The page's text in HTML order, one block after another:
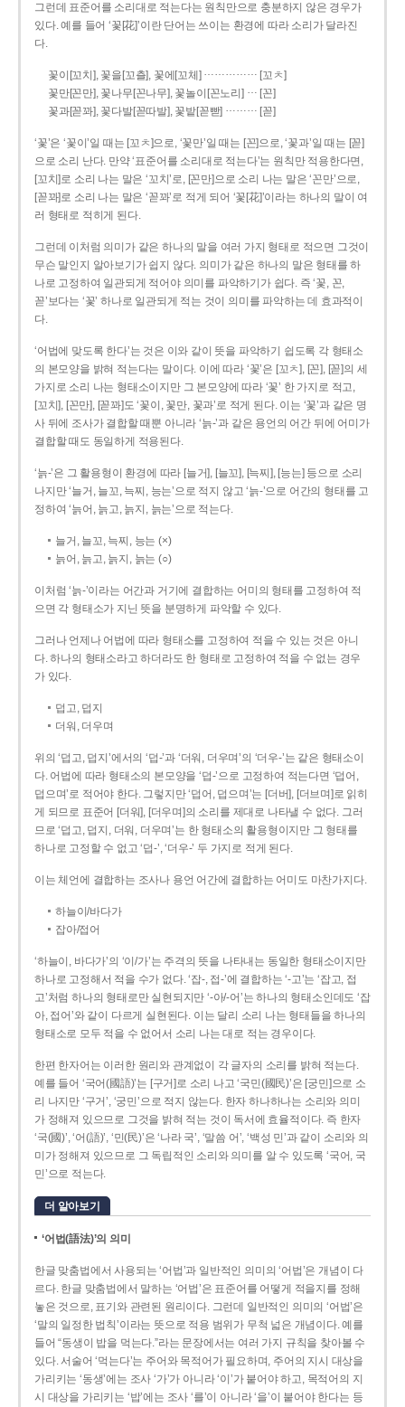
그런데 표준어를 소리대로 적는다는 원칙만으로 충분하지 않은 경우가
있다. 예를 들어 ‘꽃[花]’이란 단어는 쓰이는 환경에 따라 소리가 달라진
다.
꽃이[꼬치], 꽃을[꼬츨], 꽃에[꼬체] …………… [꼬ㅊ]
꽃만[꼰만], 꽃나무[꼰나무], 꽃놀이[꼰노리] … [꼰]
꽃과[꼳꽈], 꽃다발[꼳따발], 꽃밭[꼳빧] ……… [꼳]
‘꽃’은 ‘꽃이’일 때는 [꼬ㅊ]으로, ‘꽃만’일 때는 [꼰]으로, ‘꽃과’일 때는 [꼳]
으로 소리 난다. 만약 ‘표준어를 소리대로 적는다’는 원칙만 적용한다면,
[꼬치]로 소리 나는 말은 ‘꼬치’로, [꼰만]으로 소리 나는 말은 ‘꼰만’으로,
[꼳꽈]로 소리 나는 말은 ‘꼳꽈’로 적게 되어 ‘꽃[花]’이라는 하나의 말이 여
러 형태로 적히게 된다.
그런데 이처럼 의미가 같은 하나의 말을 여러 가지 형태로 적으면 그것이
무슨 말인지 알아보기가 쉽지 않다. 의미가 같은 하나의 말은 형태를 하
나로 고정하여 일관되게 적어야 의미를 파악하기가 쉽다. 즉 ‘꽃, 꼰,
꼳’보다는 ‘꽃’ 하나로 일관되게 적는 것이 의미를 파악하는 데 효과적이
다.
‘어법에 맞도록 한다’는 것은 이와 같이 뜻을 파악하기 쉽도록 각 형태소
의 본모양을 밝혀 적는다는 말이다. 이에 따라 ‘꽃’은 [꼬ㅊ], [꼰], [꼳]의 세
가지로 소리 나는 형태소이지만 그 본모양에 따라 ‘꽃’ 한 가지로 적고,
[꼬치], [꼰만], [꼳꽈]도 ‘꽃이, 꽃만, 꽃과’로 적게 된다. 이는 ‘꽃’과 같은 명
사 뒤에 조사가 결합할 때뿐 아니라 ‘늙-’과 같은 용언의 어간 뒤에 어미가
결합할 때도 동일하게 적용된다.
‘늙-’은 그 활용형이 환경에 따라 [늘거], [늘꼬], [늑찌], [능는] 등으로 소리
나지만 ‘늘거, 늘꼬, 늑찌, 능는’으로 적지 않고 ‘늙-’으로 어간의 형태를 고
정하여 ‘늙어, 늙고, 늙지, 늙는’으로 적는다.
늘거, 늘꼬, 늑찌, 능는 (×)
늙어, 늙고, 늙지, 늙는 (○)
이처럼 ‘늙-­’이라는 어간과 거기에 결합하는 어미의 형태를 고정하여 적
으면 각 형태소가 지닌 뜻을 분명하게 파악할 수 있다.
그러나 언제나 어법에 따라 형태소를 고정하여 적을 수 있는 것은 아니
다. 하나의 형태소라고 하더라도 한 형태로 고정하여 적을 수 없는 경우
가 있다.
덥고, 덥지
더워, 더우며
위의 ‘덥고, 덥지’에서의 ‘덥-­’과 ‘더워, 더우며’의 ‘더우-­’는 같은 형태소이
다. 어법에 따라 형태소의 본모양을 ‘덥-­’으로 고정하여 적는다면 ‘덥어,
덥으며’로 적어야 한다. 그렇지만 ‘덥어, 덥으며’는 [더버], [더브며]로 읽히
게 되므로 표준어 [더워], [더우며]의 소리를 제대로 나타낼 수 없다. 그러
므로 ‘덥고, 덥지, 더워, 더우며’는 한 형태소의 활용형이지만 그 형태를
하나로 고정할 수 없고 ‘덥-’, ‘더우-’ 두 가지로 적게 된다.
이는 체언에 결합하는 조사나 용언 어간에 결합하는 어미도 마찬가지다.
하늘이/바다가
잡아/접어
‘하늘이, 바다가’의 ‘이/가’는 주격의 뜻을 나타내는 동일한 형태소이지만
하나로 고정해서 적을 수가 없다. ‘잡-, 접-’에 결합하는 ‘-고’는 ‘잡고, 접
고’처럼 하나의 형태로만 실현되지만 ‘-아/-어’는 하나의 형태소인데도 ‘잡
아, 접어’와 같이 다르게 실현된다. 이는 달리 소리 나는 형태들을 하나의
형태소로 모두 적을 수 없어서 소리 나는 대로 적는 경우이다.
한편 한자어는 이러한 원리와 관계없이 각 글자의 소리를 밝혀 적는다.
예를 들어 ‘국어(國語)’는 [구거]로 소리 나고 ‘국민(國民)’은 [궁민]으로 소
리 나지만 ‘구거’, ‘궁민’으로 적지 않는다. 한자 하나하나는 소리와 의미
가 정해져 있으므로 그것을 밝혀 적는 것이 독서에 효율적이다. 즉 한자
‘국(國)’, ‘어(語)’, ‘민(民)’은 ‘나라 국’, ‘말씀 어’, ‘백성 민’과 같이 소리와 의
미가 정해져 있으므로 그 독립적인 소리와 의미를 알 수 있도록 ‘국어, 국
민’으로 적는다.
더 알아보기
‘어법(語法)’의 의미
한글 맞춤법에서 사용되는 ‘어법’과 일반적인 의미의 ‘어법’은 개념이 다
르다. 한글 맞춤법에서 말하는 ‘어법’은 표준어를 어떻게 적을지를 정해
놓은 것으로, 표기와 관련된 원리이다. 그런데 일반적인 의미의 ‘어법’은
‘말의 일정한 법칙’이라는 뜻으로 적용 범위가 무척 넓은 개념이다. 예를
들어 “동생이 밥을 먹는다.”라는 문장에서는 여러 가지 규칙을 찾아볼 수
있다. 서술어 ‘먹는다’는 주어와 목적어가 필요하며, 주어의 지시 대상을
가리키는 ‘동생’에는 조사 ‘가’가 아니라 ‘이’가 붙어야 하고, 목적어의 지
시 대상을 가리키는 ‘밥’에는 조사 ‘를’이 아니라 ‘을’이 붙어야 한다는 등